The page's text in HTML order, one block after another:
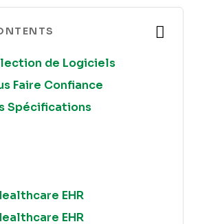
de Logiciels
Faire Confiance
Spécifications
EHR
EHR